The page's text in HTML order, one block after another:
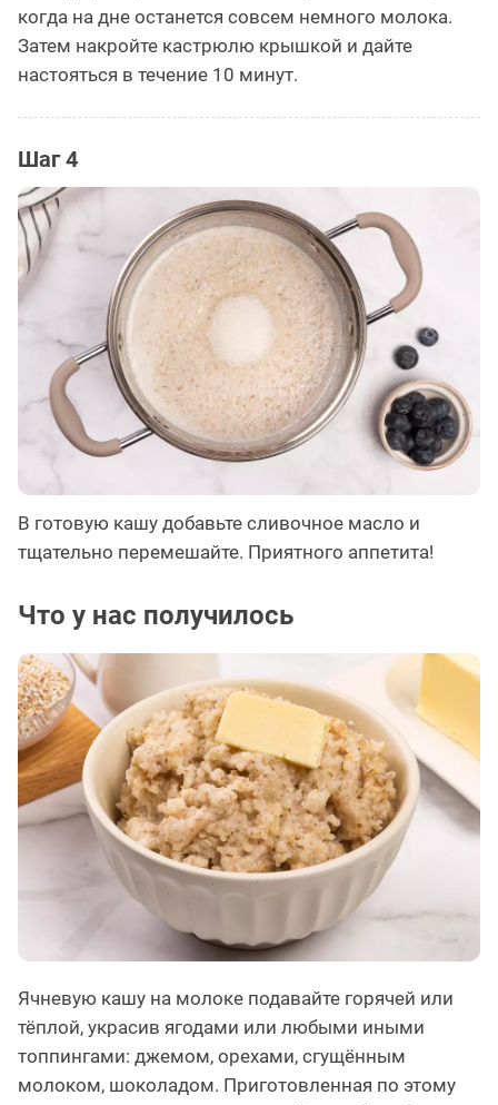
когда на дне останется совсем немного молока.
Затем накройте кастрюлю крышкой и дайте
настояться в течение 10 минут.
Шаг 4
В готовую кашу добавьте сливочное масло и
тщательно перемешайте. Приятного аппетита!
Что у нас получилось
Ячневую кашу на молоке подавайте горячей или
тёплой, украсив ягодами или любыми иными
топпингами: джемом, орехами, сгущённым
молоком, шоколадом. Приготовленная по этому